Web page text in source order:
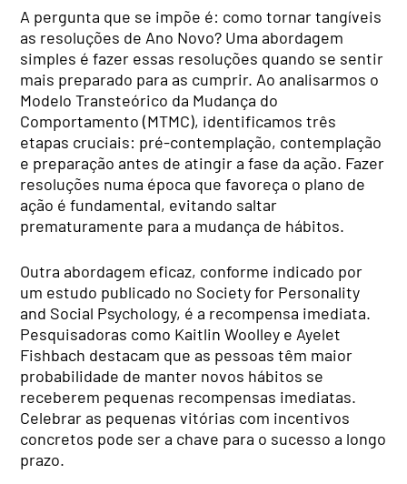
A pergunta que se impõe é: como tornar tangíveis
as resoluções de Ano Novo? Uma abordagem
simples é fazer essas resoluções quando se sentir
mais preparado para as cumprir. Ao analisarmos o
Modelo Transteórico da Mudança do
Comportamento (MTMC), identificamos três
etapas cruciais: pré-contemplação, contemplação
e preparação antes de atingir a fase da ação. Fazer
resoluções numa época que favoreça o plano de
ação é fundamental, evitando saltar
prematuramente para a mudança de hábitos.
Outra abordagem eficaz, conforme indicado por
um estudo publicado no Society for Personality
and Social Psychology, é a recompensa imediata.
Pesquisadoras como Kaitlin Woolley e Ayelet
Fishbach destacam que as pessoas têm maior
probabilidade de manter novos hábitos se
receberem pequenas recompensas imediatas.
Celebrar as pequenas vitórias com incentivos
concretos pode ser a chave para o sucesso a longo
prazo.